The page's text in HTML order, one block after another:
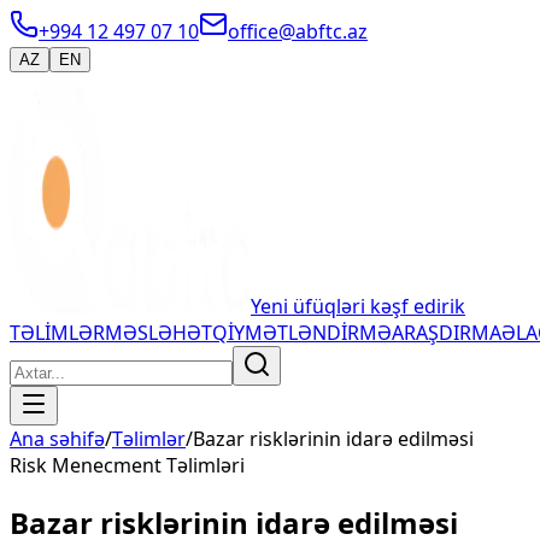
+994 12 497 07 10 office@abftc.az
AZ EN
Yeni üfüqləri kəşf edirik
TƏLİMLƏRMƏSLƏHƏTQİYMƏTLƏNDİRMƏARAŞDIRMA
Ana səhifə/Təlimlər/Bazar risklərinin idarə edilməsi
Risk Menecment Təlimləri
Bazar risklərinin idarə edilməsi